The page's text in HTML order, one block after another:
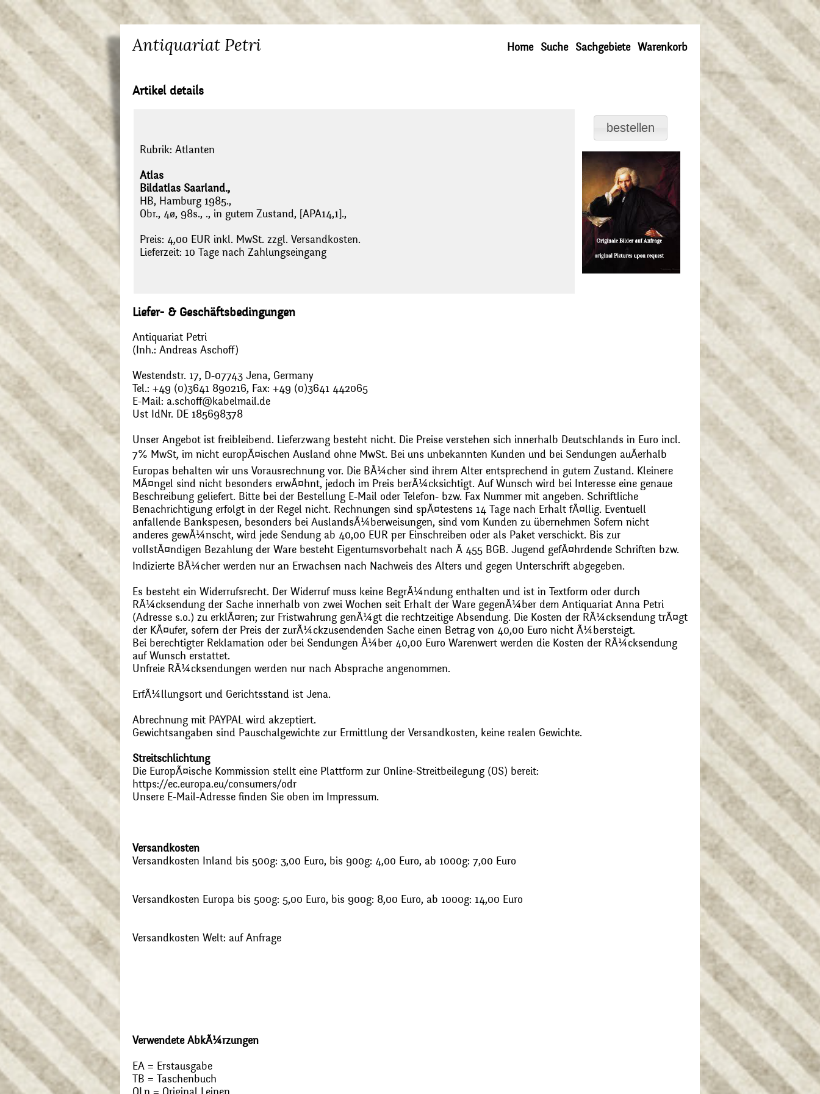
Antiquariat Petri Home Suche Sachgebiete Warenkorb
Artikel details
Rubrik: Atlanten
Atlas
Bildatlas Saarland.,
HB, Hamburg 1985.,
Obr., 4ø, 98s., ., in gutem Zustand, [APA14,1].,
Preis: 4,00 EUR inkl. MwSt. zzgl. Versandkosten.
Lieferzeit: 10 Tage nach Zahlungseingang
Liefer- & Geschäftsbedingungen
Antiquariat Petri
(Inh.: Andreas Aschoff)
Westendstr. 17, D-07743 Jena, Germany
Tel.: +49 (0)3641 890216, Fax: +49 (0)3641 442065
E-Mail: a.schoff@kabelmail.de
Ust IdNr. DE 185698378
Unser Angebot ist freibleibend. Lieferzwang besteht nicht. Die Preise verstehen sich innerhalb Deutschlands in Euro incl.
7% MwSt, im nicht europÃ¤ischen Ausland ohne MwSt. Bei uns unbekannten Kunden und bei Sendungen auÃerhalb
Europas behalten wir uns Vorausrechnung vor. Die BÃ¼cher sind ihrem Alter entsprechend in gutem Zustand. Kleinere
MÃ¤ngel sind nicht besonders erwÃ¤hnt, jedoch im Preis berÃ¼cksichtigt. Auf Wunsch wird bei Interesse eine genaue
Beschreibung geliefert. Bitte bei der Bestellung E-Mail oder Telefon- bzw. Fax Nummer mit angeben. Schriftliche
Benachrichtigung erfolgt in der Regel nicht. Rechnungen sind spÃ¤testens 14 Tage nach Erhalt fÃ¤llig. Eventuell
anfallende Bankspesen, besonders bei AuslandsÃ¼berweisungen, sind vom Kunden zu übernehmen Sofern nicht
anderes gewÃ¼nscht, wird jede Sendung ab 40,00 EUR per Einschreiben oder als Paket verschickt. Bis zur
vollstÃ¤ndigen Bezahlung der Ware besteht Eigentumsvorbehalt nach Ã 455 BGB. Jugend gefÃ¤hrdende Schriften bzw.
Indizierte BÃ¼cher werden nur an Erwachsen nach Nachweis des Alters und gegen Unterschrift abgegeben.
Es besteht ein Widerrufsrecht. Der Widerruf muss keine BegrÃ¼ndung enthalten und ist in Textform oder durch
RÃ¼cksendung der Sache innerhalb von zwei Wochen seit Erhalt der Ware gegenÃ¼ber dem Antiquariat Anna Petri
(Adresse s.o.) zu erklÃ¤ren; zur Fristwahrung genÃ¼gt die rechtzeitige Absendung. Die Kosten der RÃ¼cksendung trÃ¤gt
der KÃ¤ufer, sofern der Preis der zurÃ¼ckzusendenden Sache einen Betrag von 40,00 Euro nicht Ã¼bersteigt.
Bei berechtigter Reklamation oder bei Sendungen Ã¼ber 40,00 Euro Warenwert werden die Kosten der RÃ¼cksendung
auf Wunsch erstattet.
Unfreie RÃ¼cksendungen werden nur nach Absprache angenommen.
ErfÃ¼llungsort und Gerichtsstand ist Jena.
Abrechnung mit PAYPAL wird akzeptiert.
Gewichtsangaben sind Pauschalgewichte zur Ermittlung der Versandkosten, keine realen Gewichte.
Streitschlichtung
Die EuropÃ¤ische Kommission stellt eine Plattform zur Online-Streitbeilegung (OS) bereit:
https://ec.europa.eu/consumers/odr
Unsere E-Mail-Adresse finden Sie oben im Impressum.
Versandkosten
Versandkosten Inland bis 500g: 3,00 Euro, bis 900g: 4,00 Euro, ab 1000g: 7,00 Euro
Versandkosten Europa bis 500g: 5,00 Euro, bis 900g: 8,00 Euro, ab 1000g: 14,00 Euro
Versandkosten Welt: auf Anfrage
Verwendete AbkÃ¼rzungen
EA = Erstausgabe
TB = Taschenbuch